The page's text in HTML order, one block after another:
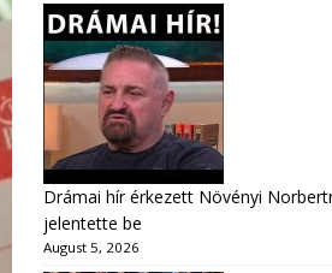
Drámai hír érkezett Növényi
jelentette be
August 5, 2026